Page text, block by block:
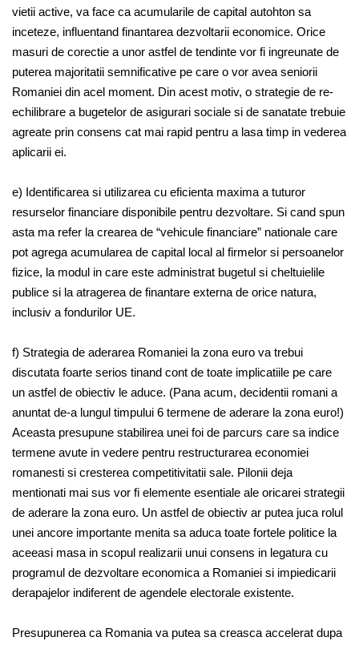
vietii active, va face ca acumularile de capital autohton sa
inceteze, influentand finantarea dezvoltarii economice. Orice
masuri de corectie a unor astfel de tendinte vor fi ingreunate de
puterea majoritatii semnificative pe care o vor avea seniorii
Romaniei din acel moment. Din acest motiv, o strategie de re-
echilibrare a bugetelor de asigurari sociale si de sanatate trebuie
agreate prin consens cat mai rapid pentru a lasa timp in vederea
aplicarii ei.
e) Identificarea si utilizarea cu eficienta maxima a tuturor
resurselor financiare disponibile pentru dezvoltare. Si cand spun
asta ma refer la crearea de “vehicule financiare” nationale care
pot agrega acumularea de capital local al firmelor si persoanelor
fizice, la modul in care este administrat bugetul si cheltuielile
publice si la atragerea de finantare externa de orice natura,
inclusiv a fondurilor UE.
f) Strategia de aderarea Romaniei la zona euro va trebui
discutata foarte serios tinand cont de toate implicatiile pe care
un astfel de obiectiv le aduce. (Pana acum, decidentii romani a
anuntat de-a lungul timpului 6 termene de aderare la zona euro!)
Aceasta presupune stabilirea unei foi de parcurs care sa indice
termene avute in vedere pentru restructurarea economiei
romanesti si cresterea competitivitatii sale. Pilonii deja
mentionati mai sus vor fi elemente esentiale ale oricarei strategii
de aderare la zona euro. Un astfel de obiectiv ar putea juca rolul
unei ancore importante menita sa aduca toate fortele politice la
aceeasi masa in scopul realizarii unui consens in legatura cu
programul de dezvoltare economica a Romaniei si impiedicarii
derapajelor indiferent de agendele electorale existente.
Presupunerea ca Romania va putea sa creasca accelerat dupa